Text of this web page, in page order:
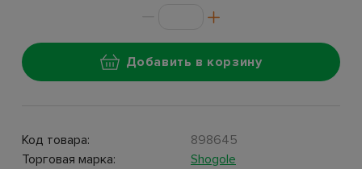
Добавить в корзину
Код товара:
898645
Торговая марка:
Shogole